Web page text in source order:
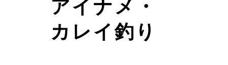
アイナメ・
カレイ釣り